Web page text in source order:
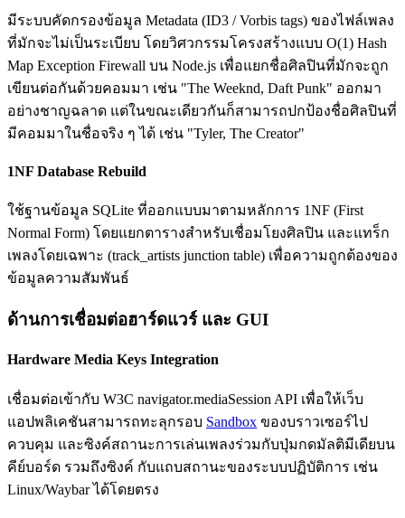
มีระบบคัดกรองข้อมูล Metadata (ID3 / Vorbis tags) ของไฟล์เพลง
ที่มักจะไม่เป็นระเบียบ โดยวิศวกรรมโครงสร้างแบบ O(1) Hash
Map Exception Firewall บน Node.js เพื่อแยกชื่อศิลปินที่มักจะถูก
เขียนต่อกันด้วยคอมมา เช่น "The Weeknd, Daft Punk" ออกมา
อย่างชาญฉลาด แต่ในขณะเดียวกันก็สามารถปกป้องชื่อศิลปินที่
มีคอมมาในชื่อจริง ๆ ได้ เช่น "Tyler, The Creator"
1NF Database Rebuild
ใช้ฐานข้อมูล SQLite ที่ออกแบบมาตามหลักการ 1NF (First
Normal Form) โดยแยกตารางสำหรับเชื่อมโยงศิลปิน และแทร็ก
เพลงโดยเฉพาะ (track_artists junction table) เพื่อความถูกต้องของ
ข้อมูลความสัมพันธ์
ด้านการเชื่อมต่อฮาร์ดแวร์ และ GUI
Hardware Media Keys Integration
เชื่อมต่อเข้ากับ W3C navigator.mediaSession API เพื่อให้เว็บ
แอปพลิเคชันสามารถทะลุกรอบ Sandbox ของบราวเซอร์ไป
ควบคุม และซิงค์สถานะการเล่นเพลงร่วมกับปุ่มกดมัลติมีเดียบน
คีย์บอร์ด รวมถึงซิงค์ กับแถบสถานะของระบบปฏิบัติการ เช่น
Linux/Waybar ได้โดยตรง